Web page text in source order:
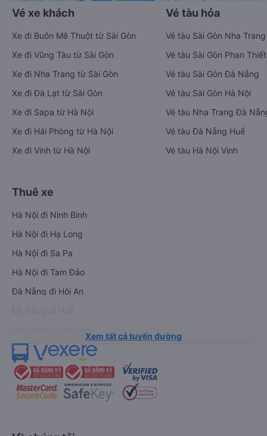
Vé xe khách
Xe đi Buôn Mê Thuột từ Sài Gòn
Xe đi Vũng Tàu từ Sài Gòn
Xe đi Nha Trang từ Sài Gòn
Xe đi Đà Lạt từ Sài Gòn
Xe đi Sapa từ Hà Nội
Xe đi Hải Phòng từ Hà Nội
Xe đi Vinh từ Hà Nội
Vé tàu hỏa
Vé tàu Sài Gòn Nha Trang
Vé tàu Sài Gòn Phan Thiết
Vé tàu Sài Gòn Đà Nẵng
Vé tàu Sài Gòn Hà Nội
Vé tàu Nha Trang Đà
Vé tàu Đà Nẵng Huế
Vé tàu Hà Nội Vinh
Thuê xe
Hà Nội đi Ninh Bình
Hà Nội đi Hạ Long
Hà Nội đi Sa Pa
Hà Nội đi Tam Đảo
Đà Nẵng đi Hội An
Xem tất cả tuyến đường